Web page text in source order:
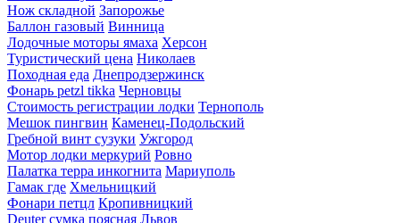
Нож складной Запорожье
Баллон газовый Винница
Лодочные моторы ямаха Херсон
Туристический цена Николаев
Походная еда Днепродзержинск
Фонарь petzl tikka Черновцы
Стоимость регистрации лодки Тернополь
Мешок пингвин Каменец-Подольский
Гребной винт сузуки Ужгород
Мотор лодки меркурий Ровно
Палатка терра инкогнита Мариуполь
Гамак где Хмельницкий
Фонари петцл Кропивницкий
Deuter сумка поясная Львов